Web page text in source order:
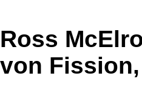
Ross
von